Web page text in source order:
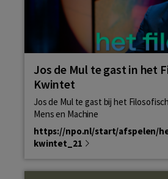
Jos de Mul te gast in het
Kwintet
Jos de Mul te gast bij het
Mens en Machine
https://npo.nl/start/afspelen/
kwintet_21